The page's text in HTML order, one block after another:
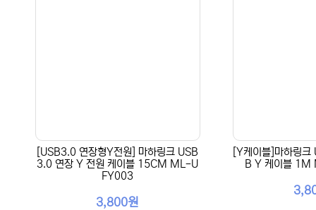
[USB3.0 연장형Y전원] 마하링크 USB
3.0 연장 Y 전원 케이블 15CM ML-U
FY003
3,800원
[Y케이블]마하링
B Y 케이블